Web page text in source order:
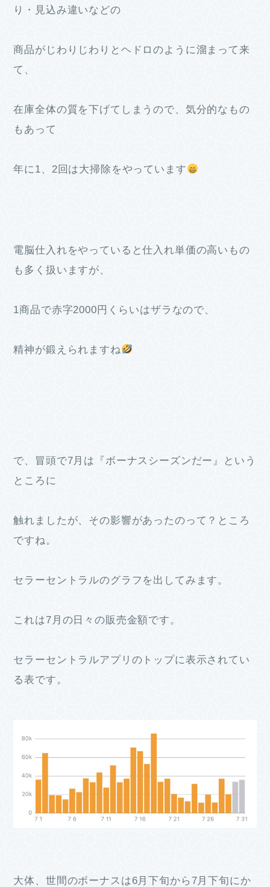
り・見込み違いなどの
商品がじわりじわりとヘドロのように溜まって来
て、
在庫全体の質を下げてしまうので、気分的なもの
もあって
年に1、2回は大掃除をやっています
電脳仕入れをやっていると仕入れ単価の高いもの
も多く扱いますが、
1商品で赤字2000円くらいはザラなので、
精神が鍛えられますね
で、冒頭で7月は『ボーナスシーズンだー』という
ところに
触れましたが、その影響があったのって？ところ
ですね。
セラーセントラルのグラフを出してみます。
これは7月の日々の販売金額です。
セラーセントラルアプリのトップに表示されてい
る表です。
大体、世間のボーナスは6月下旬から7月下旬にか